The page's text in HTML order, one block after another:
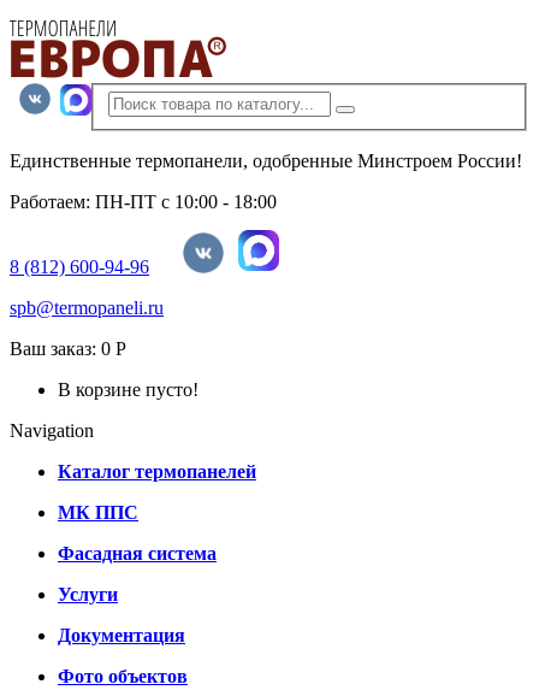
Единственные термопанели, одобренные Минстроем России!
Работаем: ПН-ПТ с 10:00 - 18:00
8 (812) 600-94-96
spb@termopaneli.ru
Ваш заказ: 0 Р
В корзине пусто!
Navigation
Каталог термопанелей
МК ППС
Фасадная система
Услуги
Документация
Фото объектов